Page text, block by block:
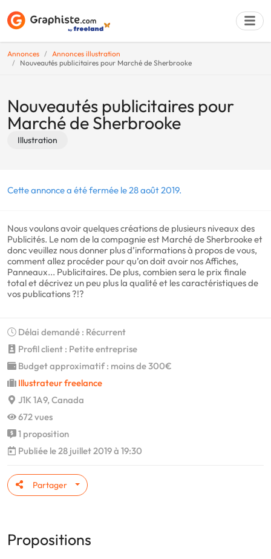
Annonces
Annonces illustration
Nouveautés publicitaires pour Marché de Sherbrooke
Nouveautés publicitaires pour
Marché de Sherbrooke
Illustration
Cette annonce a été fermée le 28 août 2019.
Nous voulons avoir quelques créations de plusieurs niveaux des
Publicités. Le nom de la compagnie est Marché de Sherbrooke et
donc veuillez nous donner plus d’informations à propos de vous,
comment allez procéder pour qu’on doit avoir nos Affiches,
Panneaux... Publicitaires. De plus, combien sera le prix finale
total et décrivez un peu plus la qualité et les caractéristiques de
vos publications ?!?
Délai demandé : Récurrent
Profil client : Petite entreprise
Budget approximatif : moins de 300€
Illustrateur freelance
J1K 1A9, Canada
672 vues
1 proposition
Publiée le 28 juillet 2019 à 19:30
Partager
Propositions